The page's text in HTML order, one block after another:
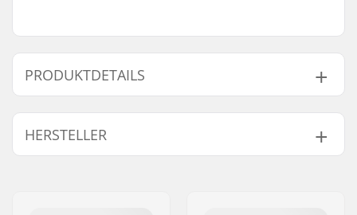
PRODUKTDETAILS
Kompatibel mit
Lenker/Griffe:
Stahl
HERSTELLER